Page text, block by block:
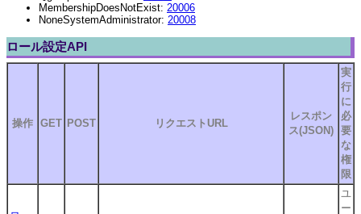
MembershipDoesNotExist: 20006
NoneSystemAdministrator: 20008
ロール設定API
操作 GET POST リクエストURL
レスポン
ス(JSON)
実
行
に
必
要
な
権
限
ユ
ー